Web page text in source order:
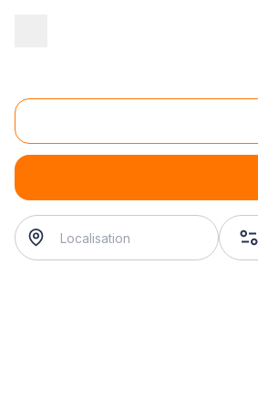
Vente de charpente industrielle
vente de charpente industrielle